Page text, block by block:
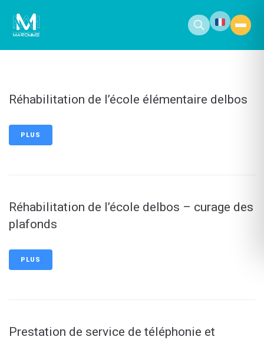
principal
Réhabilitation de l’école élémentaire delbos
PLUS
Réhabilitation de l’école delbos – curage des
plafonds
PLUS
Prestation de service de téléphonie et